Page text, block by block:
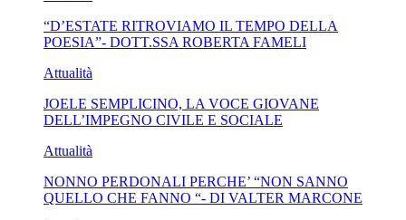
CIVILE E SOCIALE
“D’ESTATE RITROVIAMO IL TEMPO DELLA
POESIA”- DOTT.SSA ROBERTA FAMELI
Attualità
JOELE SEMPLICINO, LA VOCE GIOVANE
DELL’IMPEGNO CIVILE E SOCIALE
Attualità
NONNO PERDONALI PERCHE’ “NON SANNO
QUELLO CHE FANNO “- DI VALTER MARCONE